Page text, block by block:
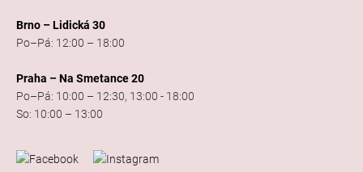
Brno – Lidická 30
Po–Pá: 12:00 – 18:00
Praha – Na Smetance 20
Po–Pá: 10:00 – 12:30, 13:00 - 18:00
So: 10:00 – 13:00